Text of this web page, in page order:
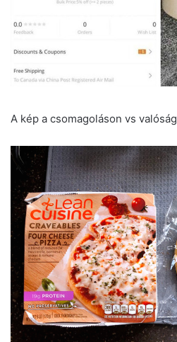
A kép a csomagoláson vs valóság